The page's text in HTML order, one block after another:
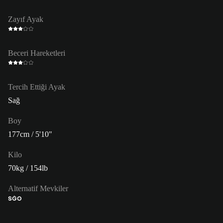
Zayıf Ayak
Beceri Hareketleri
Tercih Ettiği Ayak
Sağ
Boy
177cm / 5'10"
Kilo
70kg / 154lb
Alternatif Mevkiler
SĞO